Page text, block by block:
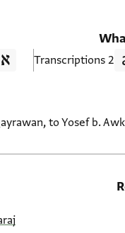
2 Transcriptions
to Yosef b.